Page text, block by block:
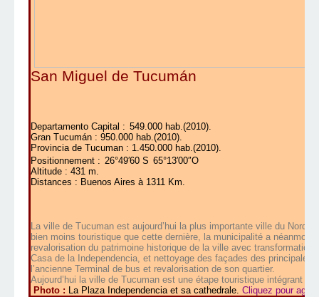
San Miguel de Tucumán
Departamento Capital : 549.000 hab.(2010).
Gran Tucumán : 950.000 hab.(2010).
Provincia de Tucuman : 1.450.000 hab.(2010).
Positionnement : 26°49′60 S 65°13′00″O
Altitude : 431 m.
Distances : Buenos Aires à 1311 Km.
La ville de Tucuman est aujourd’hui la plus importante ville du Nord
bien moins touristique que cette dernière, la municipalité a
revalorisation du patrimoine historique de la ville avec
Casa de la Independencia, et nettoyage des façades des principales
l’ancienne Terminal de bus et revalorisation de son quartier.
Aujourd’hui la ville de Tucuman est une étape touristique intégrant le
Photo : La Plaza Independencia et sa cathedrale. Cliquez pour